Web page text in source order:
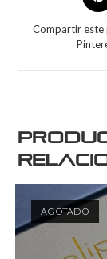
Compartir este
AGOTADO